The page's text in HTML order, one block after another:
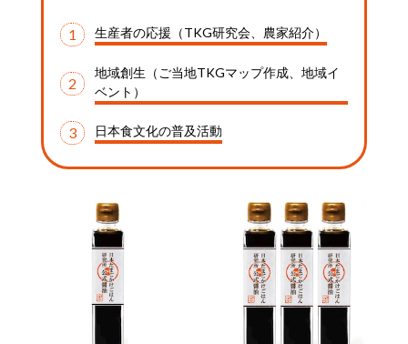
1 生産者の応援（TKG研究会、農家紹介）
2
地域創生（ご当地TKGマップ作成、地域イ
ベント）
3 日本食文化の普及活動